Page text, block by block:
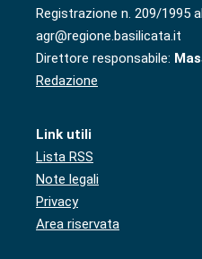
Registrazione n. 209/1995
agr@regione.basilicata.it
Direttore responsabile:
Redazione
Link utili
Lista RSS
Note legali
Privacy
Area riservata